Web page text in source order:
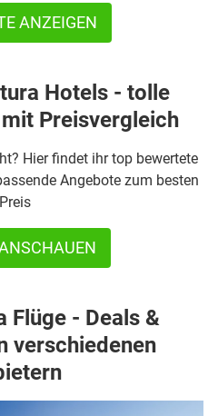
ANZEIGEN
Hotels - tolle
Preisvergleich
Hier findet ihr top bewertete
Angebote zum besten
Preis
Flüge - Deals &
verschiedenen